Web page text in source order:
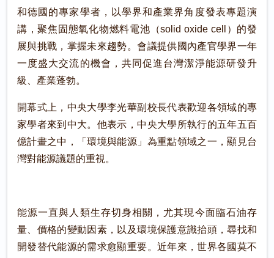
和德國的專家學者，以學界和產業界角度發表專題演
講，聚焦固態氧化物燃料電池（solid oxide cell）的發
展與挑戰，掌握未來趨勢。會議提供國內產官學界一年
一度盛大交流的機會，共同促進台灣潔淨能源研發升
級、產業蓬勃。
開幕式上，中央大學李光華副校長代表歡迎各領域的專
家學者來到中大。他表示，中央大學所執行的五年五百
億計畫之中，「環境與能源」為重點領域之一，顯見台
灣對能源議題的重視。
能源一直與人類生存切身相關，尤其現今面臨石油存
量、價格的變動因素，以及環境保護意識抬頭，尋找和
開發替代能源的需求愈顯重要。近年來，世界各國莫不